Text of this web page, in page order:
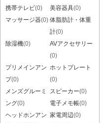
携帯テレビ(0) 美容器具(0)
マッサージ器(0) 体脂肪計・体重
計(0)
除湿機(0)
AVアクセサリー
(0)
プリメインアン
プ(0)
ホットプレート
(0)
メンズグルーミ
ング(0)
スピーカー(0)
電子メモ帳(0)
ヘッドホンアン 家電周辺(0)